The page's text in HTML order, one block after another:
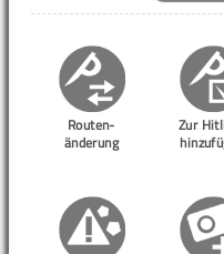
Routen-
änderung
Zur